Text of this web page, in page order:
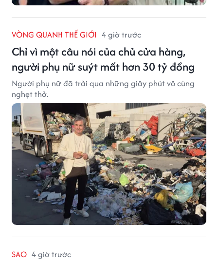
VÒNG QUANH THẾ GIỚI 4 giờ trước
Chỉ vì một câu nói của chủ cửa hàng,
người phụ nữ suýt mất hơn 30 tỷ đồng
Người phụ nữ đã trải qua những giây phút vô cùng
nghẹt thở.
SAO 4 giờ trước